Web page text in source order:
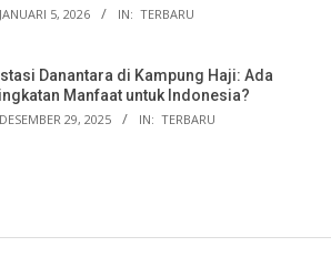
JANUARI 5, 2026 IN: TERBARU
Danantara di Kampung Haji: Ada
Manfaat untuk Indonesia?
DESEMBER 29, 2025 IN: TERBARU